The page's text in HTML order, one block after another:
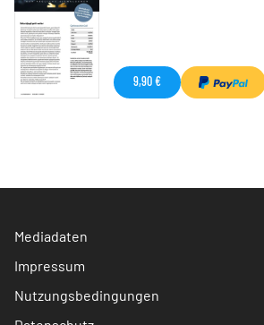
9,90 €
Mediadaten
Impressum
Nutzungsbedingungen